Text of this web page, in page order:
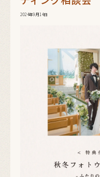
2024年9月14日